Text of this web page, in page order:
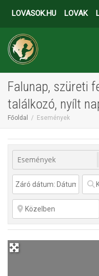
LOVASOK.HU LOVAK
Falunap, szüreti
találkozó, nyílt
Főoldal Események